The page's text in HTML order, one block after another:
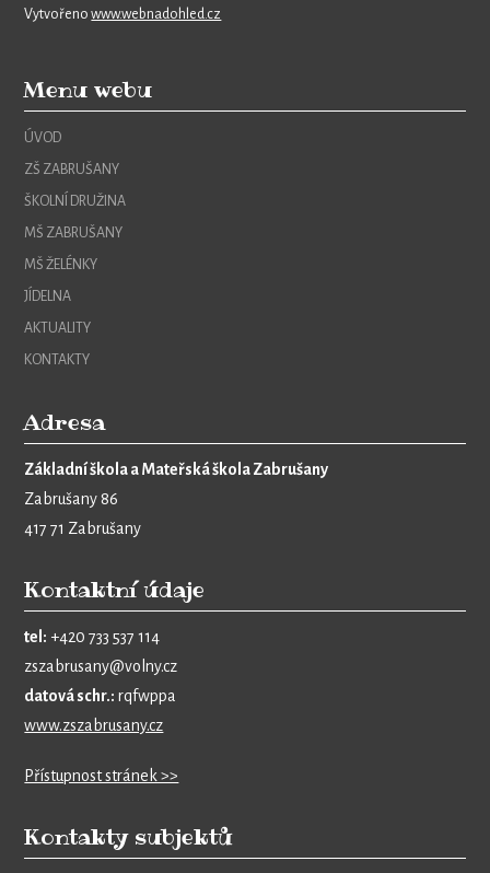
Vytvořenowww.webnadohled.cz
Menu webu
ÚVOD
ZŠ ZABRUŠANY
ŠKOLNÍ DRUŽINA
MŠ ZABRUŠANY
MŠ ŽELÉNKY
JÍDELNA
AKTUALITY
KONTAKTY
Adresa
Základní škola a Mateřská škola Zabrušany
Zabrušany 86
417 71 Zabrušany
Kontaktní údaje
tel: +420 733 537 114
zszabrusany@volny.cz
datová schr.: rqfwppa
www.zszabrusany.cz
Přístupnost stránek >>
Kontakty subjektů